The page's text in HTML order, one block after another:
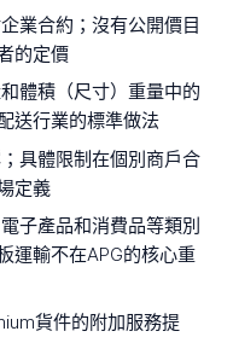
業合約；沒有公開價目
的定價
體積（尺寸）重量中的
送行業的標準做法
具體限制在個別商戶合
定義
子產品和消費品等類別
運輸不在APG的核心重
貨件的附加服務提